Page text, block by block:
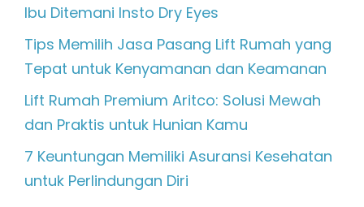
Ibu Ditemani Insto Dry Eyes
Tips Memilih Jasa Pasang Lift Rumah yang
Tepat untuk Kenyamanan dan Keamanan
Lift Rumah Premium Aritco: Solusi Mewah
dan Praktis untuk Hunian Kamu
7 Keuntungan Memiliki Asuransi Kesehatan
untuk Perlindungan Diri